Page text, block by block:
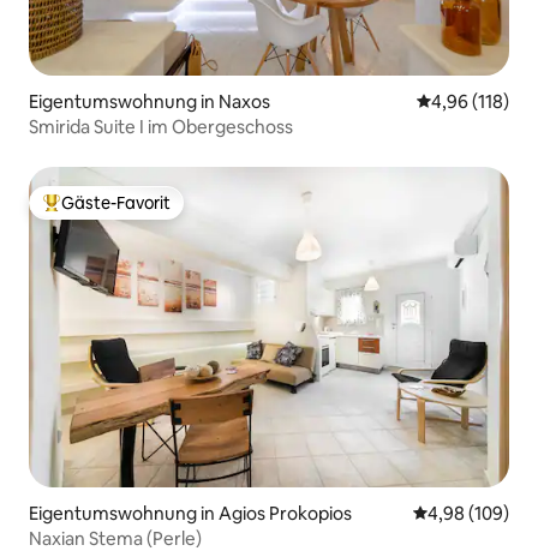
Eigentumswohnung in Naxos
4,96 (118)
Smirida Suite I im Obergeschoss
Beliebter Gäste-Favorit.
Gäste-Favorit
Eigentumswohnung in Agios Prokopios
4,98 (109)
Naxian Stema (Perle)